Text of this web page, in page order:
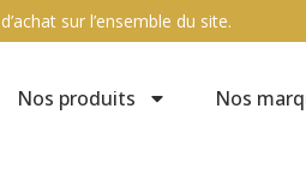
sur l’ensemble du site.
Nos produits Nos